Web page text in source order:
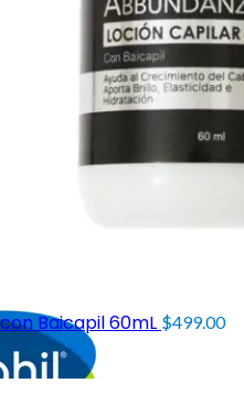
Baicapil 60mL $499.00